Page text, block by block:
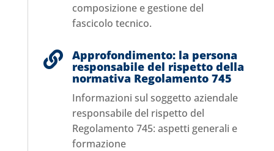
composizione e gestione del
fascicolo tecnico.
 Approfondimento: la persona
responsabile del rispetto della
normativa Regolamento 745
Informazioni sul soggetto aziendale
responsabile del rispetto del
Regolamento 745: aspetti generali e
formazione